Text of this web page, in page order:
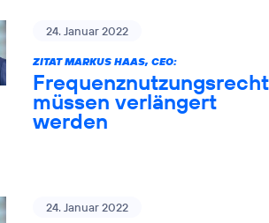
24. Januar 2022
ZITAT MARKUS HAAS, CEO:
müssen verlängert
werden
24. Januar 2022